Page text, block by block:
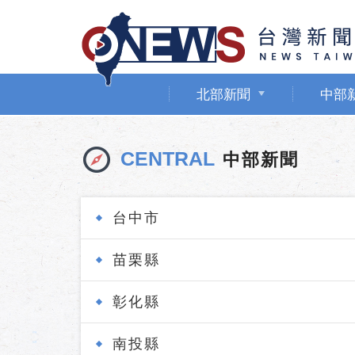
北部新聞 中部
CENTRAL 中部新聞
台中市
苗栗縣
彰化縣
南投縣